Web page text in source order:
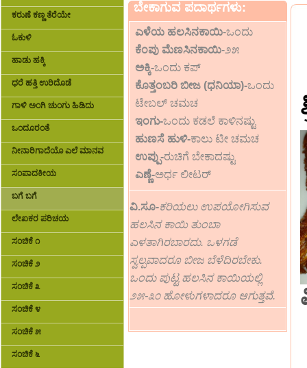
ಕರುಣೆ ಕಣ್ಣ ತೆರೆಯೇ
ಓಕುಳಿ
ಹಾಡು ಹಕ್ಕಿ
ಧರೆ ಹತ್ತಿ ಉರಿದೊಡೆ
ಗಾಳಿ ಅಂಗಿ ಚುಂಗು ಹಿಡಿದು
ಒಂದೂರಂತೆ
ನೀನಾರಿಗಾದೆಯೊ ಎಲೆ ಮಾನವ
ಸಂಪಾದಕೀಯ
ಬಗೆ ಬಗೆ
ಲೇಖಕರ ಪರಿಚಯ
ಸಂಚಿಕೆ ೧
ಸಂಚಿಕೆ ೨
ಸಂಚಿಕೆ ೩
ಸಂಚಿಕೆ ೪
ಸಂಚಿಕೆ ೫
ಸಂಚಿಕೆ ೬
ಬೇಕಾಗುವ ಪದಾರ್ಥಗಳು:
ಎಳೆಯ ಹಲಸಿನಕಾಯಿ-ಒಂದು
ಕೆಂಪು ಮೆಣಸಿನಕಾಯಿ-೨೫
ಅಕ್ಕಿ-ಒಂದು ಕಪ್
ಕೊತ್ತಂಬರಿ ಬೀಜ (ಧನಿಯಾ)-ಒಂದು
ಟೇಬಲ್ ಚಮಚ
ಇಂಗು-ಒಂದು ಕಡಲೆ ಕಾಳಿನಷ್ಟು
ಹುಣಸೆ ಹುಳಿ-ಕಾಲು ಟೀ ಚಮಚ
ಉಪ್ಪು-ರುಚಿಗೆ ಬೇಕಾದಷ್ಟು
ಎಣ್ಣೆ-ಅರ್ಧ ಲೀಟರ್
ವಿ.ಸೂ-ಕರಿಯಲು ಉಪಯೋಗಿಸುವ
ಹಲಸಿನ ಕಾಯಿ ತುಂಬಾ
ಎಳತಾಗಿರಬಾರದು. ಒಳಗಡೆ
ಸ್ವಲ್ಪವಾದರೂ ಬೀಜ ಬೆಳೆದಿರಬೇಕು.
ಒಂದು ಪುಟ್ಟ ಹಲಸಿನ ಕಾಯಿಯಲ್ಲಿ
೨೫-೩೦ ಹೋಳುಗಳಾದರೂ ಆಗುತ್ತವೆ.